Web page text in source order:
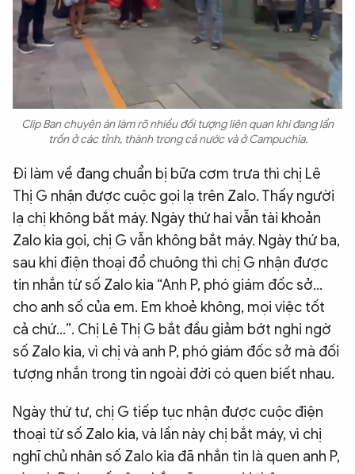
Video
Clip Ban chuyên án làm rõ nhiều đối tượng liên quan khi đang lẩn
trốn ở các tỉnh, thành trong cả nước và ở Campuchia.
Đi làm về đang chuẩn bị bữa cơm trưa thì chị Lê
Thị G nhận được cuộc gọi lạ trên Zalo. Thấy người
lạ chị không bắt máy. Ngày thứ hai vẫn tài khoản
Zalo kia gọi, chị G vẫn không bắt máy. Ngày thứ ba,
sau khi điện thoại đổ chuông thì chị G nhận được
tin nhắn từ số Zalo kia “Anh P, phó giám đốc sở…
cho anh số của em. Em khoẻ không, mọi việc tốt
cả chứ…”. Chị Lê Thị G bắt đầu giảm bớt nghi ngờ
số Zalo kia, vì chị và anh P, phó giám đốc sở mà đối
tượng nhắn trong tin ngoài đời có quen biết nhau.
Ngày thứ tư, chị G tiếp tục nhận được cuộc điện
thoại từ số Zalo kia, và lần này chị bắt máy, vì chị
nghĩ chủ nhân số Zalo kia đã nhắn tin là quen anh P,